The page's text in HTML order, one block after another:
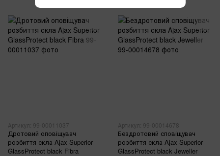
Артикул: 99-00011037
Дротовий оповіщувач
розбиття скла Ajax Superior
GlassProtect black Fibra
Артикул: 99-00014678
Бездротовий сповіщувач
розбиття скла Ajax Superior
GlassProtect black Jeweller